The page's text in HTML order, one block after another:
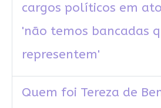
cargos políticos em ato
'não temos bancadas
representem'
Quem foi Tereza de